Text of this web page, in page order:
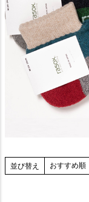
並び替え おすすめ順